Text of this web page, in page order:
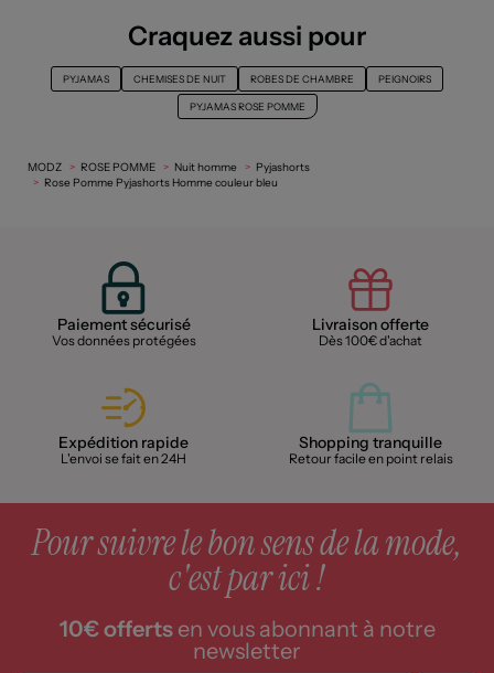
Craquez aussi pour
PYJAMAS CHEMISES DE NUIT ROBES DE CHAMBRE PEIGNOIRS
PYJAMAS ROSE POMME
MODZ ROSE POMME Nuit homme
Pyjashorts
Rose Pomme Pyjashorts Homme couleur bleu
Paiement sécurisé
Vos données protégées
Livraison offerte
Dès 100€ d'achat
Expédition rapide
L'envoi se fait en 24H
Shopping tranquille
Retour facile en point relais
Pour suivre le bon sens de la mode,
c'est par ici !
10€ offertsen vous abonnant à notre
newsletter